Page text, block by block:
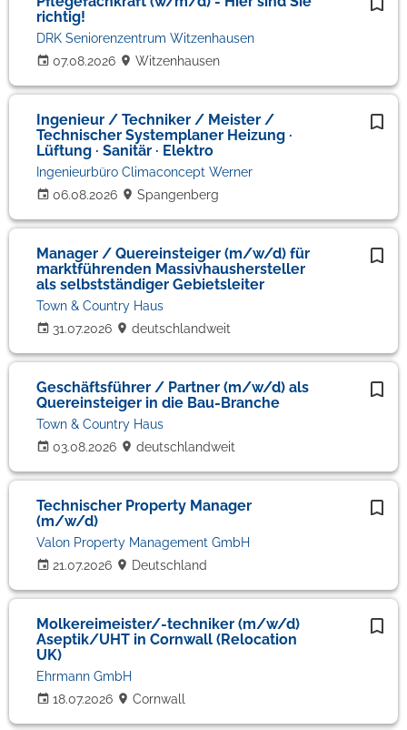
richtig!
07.08.2026
DRK Seniorenzentrum Witzenhausen
Witzenhausen
Ingenieur / Techniker / Meister /
Technischer Systemplaner Heizung ·
Lüftung · Sanitär · Elektro
06.08.2026
Ingenieurbüro Climaconcept Werner
Spangenberg
Manager / Quereinsteiger (m/w/d) für
marktführenden Massivhaushersteller
als selbstständiger Gebietsleiter
31.07.2026
Town & Country Haus
deutschlandweit
Geschäftsführer / Partner (m/w/d) als
Quereinsteiger in die Bau-Branche
03.08.2026
Town & Country Haus
deutschlandweit
Technischer Property Manager
(m/w/d)
21.07.2026
Valon Property Management GmbH
Deutschland
Molkereimeister/-techniker (m/w/d)
Aseptik/UHT in Cornwall (Relocation
UK)
18.07.2026
Ehrmann GmbH
Cornwall